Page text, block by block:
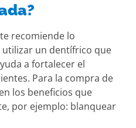
recomiende lo
un dentífrico que
a fortalecer el
Para la compra de
los beneficios que
por ejemplo: blanquear